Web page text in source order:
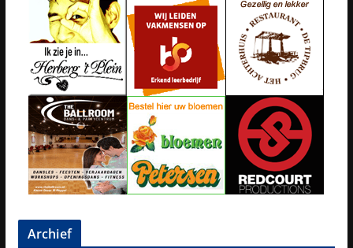
Archief